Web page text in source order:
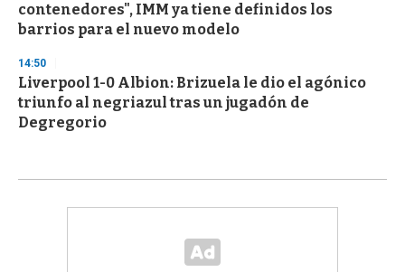
contenedores", IMM ya tiene definidos los
barrios para el nuevo modelo
14:50
Liverpool 1-0 Albion: Brizuela le dio el agónico
triunfo al negriazul tras un jugadón de
Degregorio